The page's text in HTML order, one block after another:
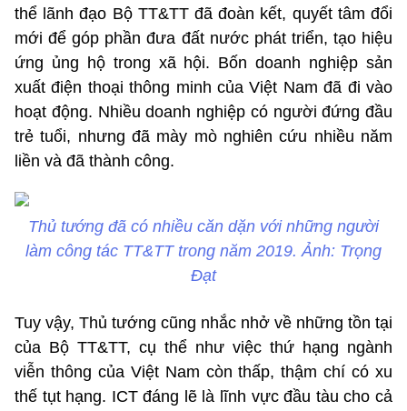
thể lãnh đạo Bộ TT&TT đã đoàn kết, quyết tâm đổi
mới để góp phần đưa đất nước phát triển, tạo hiệu
ứng ủng hộ trong xã hội. Bốn doanh nghiệp sản
xuất điện thoại thông minh của Việt Nam đã đi vào
hoạt động. Nhiều doanh nghiệp có người đứng đầu
trẻ tuổi, nhưng đã mày mò nghiên cứu nhiều năm
liền và đã thành công.
Thủ tướng đã có nhiều căn dặn với những người
làm công tác TT&TT trong năm 2019. Ảnh: Trọng
Đạt
Tuy vậy, Thủ tướng cũng nhắc nhở về những tồn tại
của Bộ TT&TT, cụ thể như việc thứ hạng ngành
viễn thông của Việt Nam còn thấp, thậm chí có xu
thế tụt hạng. ICT đáng lẽ là lĩnh vực đầu tàu cho cả